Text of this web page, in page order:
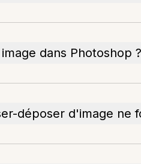
dans Photoshop ?
déposer d'image ne